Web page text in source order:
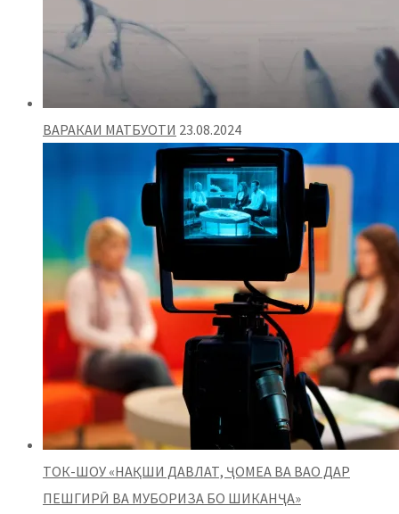
ВАРАКАИ МАТБУОТИ 23.08.2024
ТОК-ШОУ «НАҚШИ ДАВЛАТ, ҶОМЕА ВА ВАО ДАР
ПЕШГИРӢ ВА МУБОРИЗА БО ШИКАНҶА»